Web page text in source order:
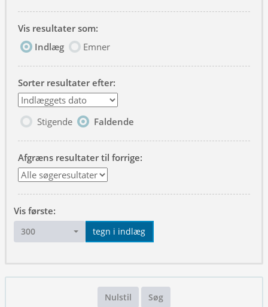
Vis resultater som:
Indlæg
Emner
Sorter resultater efter:
Stigende Faldende
Afgræns resultater til forrige:
Vis første:
300 tegn i indlæg
Nulstil Søg